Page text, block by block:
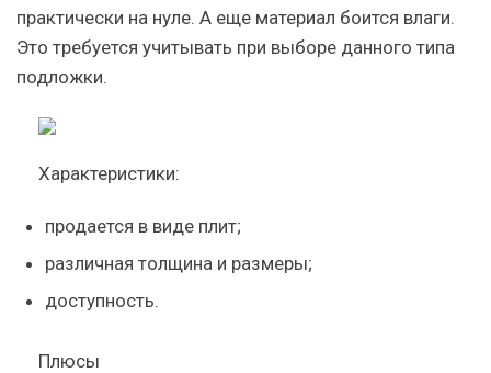
практически на нуле. А еще материал боится влаги.
Это требуется учитывать при выборе данного типа
подложки.
Характеристики:
продается в виде плит;
различная толщина и размеры;
доступность.
Плюсы